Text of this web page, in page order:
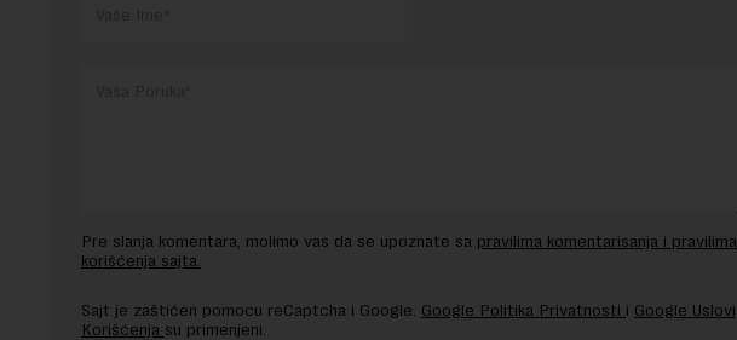
Pre slanja komentara, molimo vas da se upoznate sa pravilima komentarisanja i pravilima
korišćenja sajta.
Sajt je zaštićen pomocu reCaptcha i Google. Google Politika Privatnosti i Google Uslovi
Korišćenja su primenjeni.